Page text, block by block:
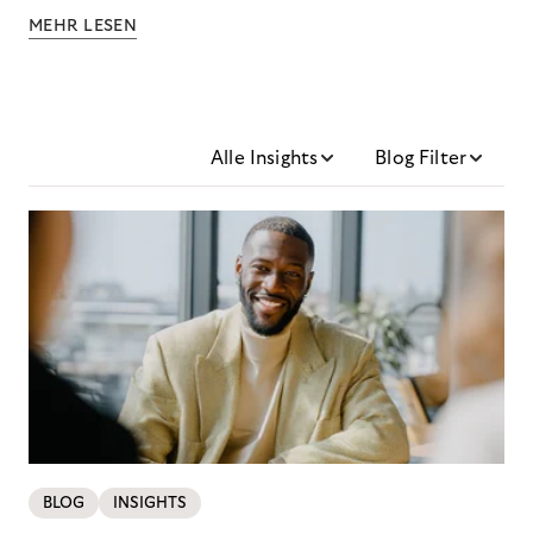
MEHR LESEN
Alle Insights Blog Filter
BLOG INSIGHTS